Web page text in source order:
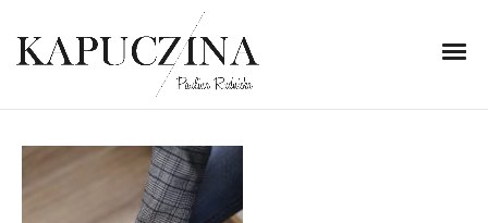
1 lutego 2018
IMG_2658
Written by